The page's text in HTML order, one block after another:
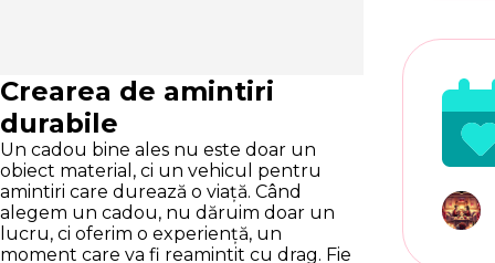
Crearea de amintiri
durabile
Un cadou bine ales nu este doar un
obiect material, ci un vehicul pentru
amintiri care durează o viață. Când
alegem un cadou, nu dăruim doar un
lucru, ci oferim o experiență, un
moment care va fi reamintit cu drag. Fie